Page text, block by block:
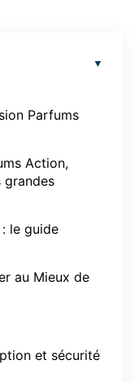
Parfums
Action,
grandes
le guide
au Mieux de
et sécurité